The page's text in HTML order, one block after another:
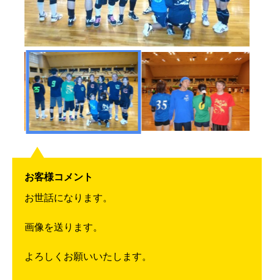
お客様コメント
お世話になります。
画像を送ります。
よろしくお願いいたします。